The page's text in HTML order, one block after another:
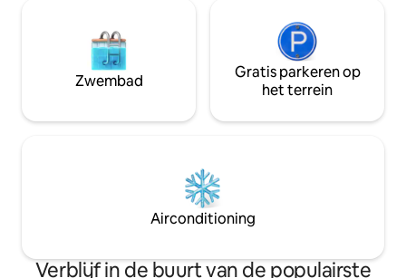
Zwembad
Gratis parkeren op
het terrein
Airconditioning
Verblijf in de buurt van de populairste